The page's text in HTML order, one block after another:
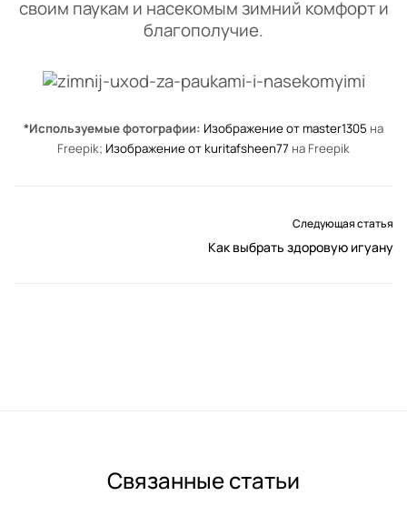
своим паукам и насекомым зимний комфорт и
благополучие.
*Используемые фотографии: Изображение от master1305 на
Freepik; Изображение от kuritafsheen77 на Freepik
Следующая статья
Как выбрать здоровую игуану
Связанные статьи